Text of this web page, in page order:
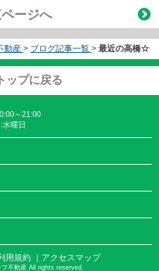
ージへ
動産 > ブログ記事一覧 > 最近の高橋☆
ップに戻る
～21:00
水曜日
用規約 ｜アクセスマップ
不動産 All rights reserved.